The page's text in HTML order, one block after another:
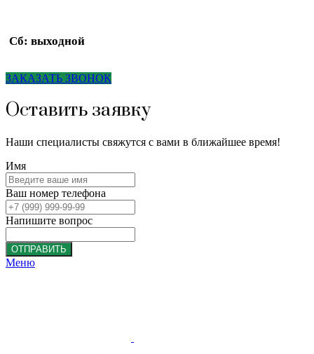
Сб: выходной
ЗАКАЗАТЬ ЗВОНОК
Оставить заявку
Наши специалисты свяжутся с вами в ближайшее время!
Имя
Ваш номер телефона
Напишите вопрос
ОТПРАВИТЬ
Меню